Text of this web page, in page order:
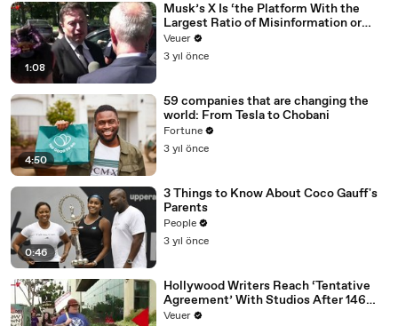
1:08
Musk’s X Is ‘the Platform With the
Largest Ratio of Misinformation or
Disinformation’ Amongst All Social
Media Platforms
Veuer
3 yıl önce
4:50
59 companies that are changing the
world: From Tesla to Chobani
Fortune
3 yıl önce
0:46
3 Things to Know About Coco Gauff's
Parents
People
3 yıl önce
Hollywood Writers Reach ‘Tentative
Agreement’ With Studios After 146
Day Strike
Veuer